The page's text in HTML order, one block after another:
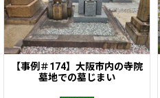
【事例＃174】大阪市内の寺院
墓地での墓じまい